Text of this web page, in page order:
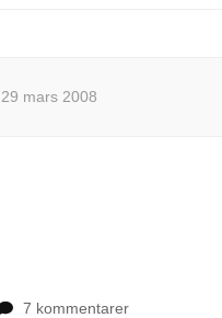
mars 2008
7 kommentarertill